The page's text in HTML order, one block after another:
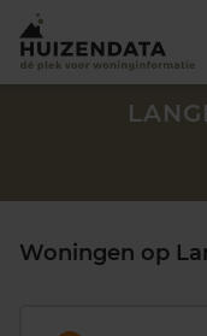
Woningen op